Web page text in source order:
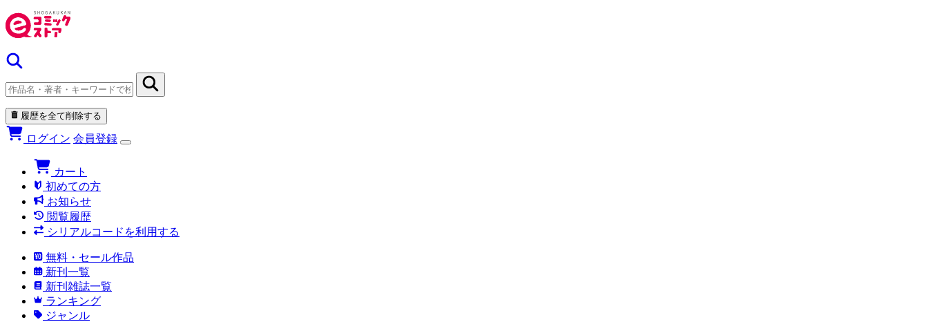
履歴を全て削除する
ログイン 会員登録
カート
初めての方
お知らせ
閲覧履歴
シリアルコードを利用する
無料・セール作品
新刊一覧
新刊雑誌一覧
ランキング
ジャンル